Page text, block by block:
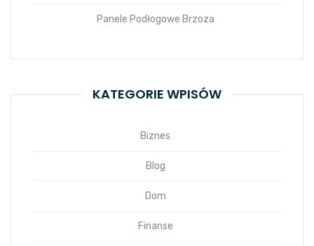
Panele Podłogowe Brzoza
KATEGORIE WPISÓW
Biznes
Blog
Dom
Finanse